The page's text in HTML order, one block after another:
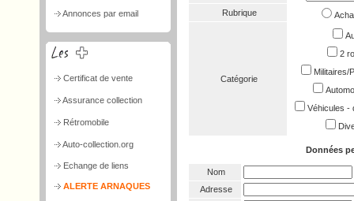
Annonces par email
Certificat de vente
Assurance collection
Rétromobile
Auto-collection.org
Echange de liens
ALERTE ARNAQUES
Rubrique
Catégorie
2
Militaires/
Véhicules -
Données
Nom
Adresse